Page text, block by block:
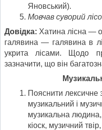
Яновський).
Мовчав суворий
Довідка: Хатина лісна —
галявина — галявина в
укрита лісами. Щодо
зазначити, що він
Пояснити лексичне
музикальний і
музикальна
кіоск, музичний